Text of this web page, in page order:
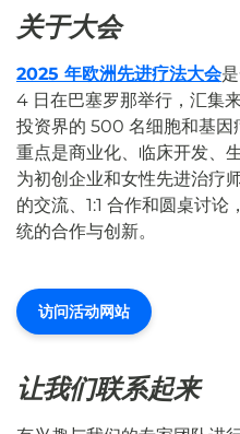
关于大会
2025 年欧洲先进疗法大会
4 日在巴塞罗那举行，汇集
投资界的 500 名细胞和基因
重点是商业化、临床开发、
为初创企业和女性先进治疗
的交流、1:1 合作和圆桌讨
统的合作与创新。
访问活动网站
让我们联系起来